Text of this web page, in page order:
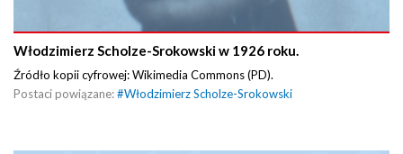
Włodzimierz Scholze-Srokowski w 1926 roku.
Źródło kopii cyfrowej: Wikimedia Commons (PD).
Postaci powiązane:#Włodzimierz Scholze-Srokowski